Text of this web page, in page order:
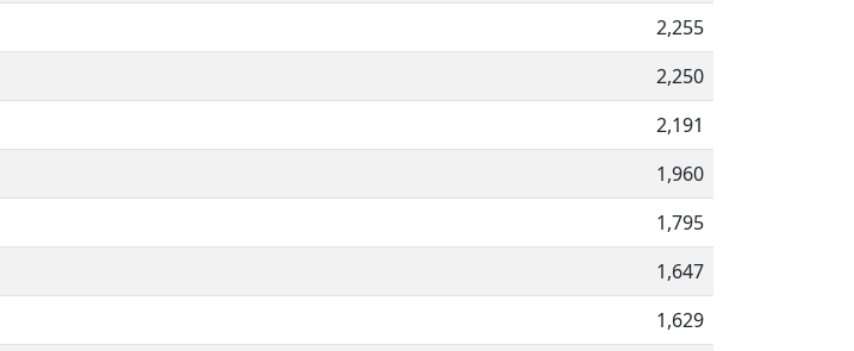
2,255
2,250
2,191
1,960
1,795
1,647
1,629